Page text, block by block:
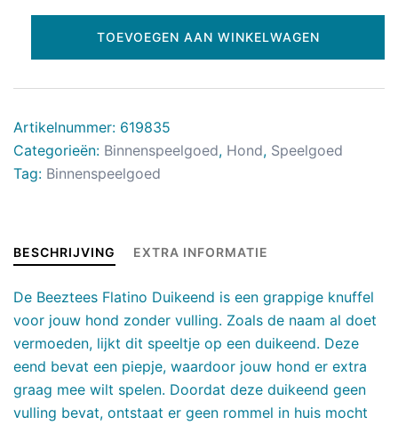
TOEVOEGEN AAN WINKELWAGEN
Artikelnummer: 619835
Categorieën: Binnenspeelgoed, Hond, Speelgoed
Tag: Binnenspeelgoed
BESCHRIJVING EXTRA INFORMATIE
De Beeztees Flatino Duikeend is een grappige knuffel
voor jouw hond zonder vulling. Zoals de naam al doet
vermoeden, lijkt dit speeltje op een duikeend. Deze
eend bevat een piepje, waardoor jouw hond er extra
graag mee wilt spelen. Doordat deze duikeend geen
vulling bevat, ontstaat er geen rommel in huis mocht